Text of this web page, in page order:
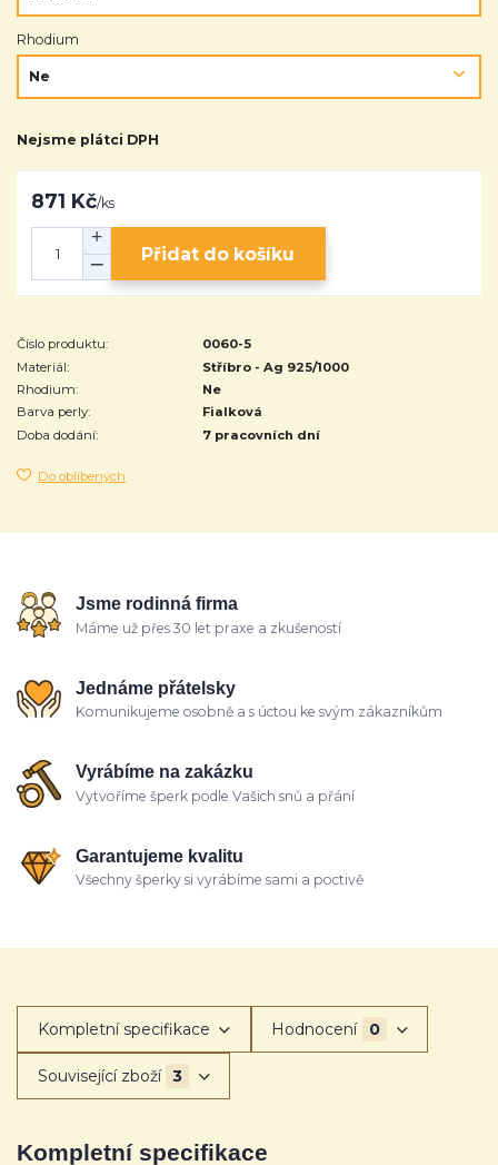
Rhodium
Nejsme plátci DPH
871 Kč/ks
Přidat do košíku
Číslo produktu:
0060-5
Materiál:
Stříbro - Ag 925/1000
Rhodium:
Ne
Barva perly:
Fialková
Doba dodání:
7 pracovních dní
Do oblíbených
Jsme rodinná firma
Máme už přes 30 let praxe a zkušeností
Jednáme přátelsky
Komunikujeme osobně a s úctou ke svým zákazníkům
Vyrábíme na zakázku
Vytvoříme šperk podle Vašich snů a přání
Garantujeme kvalitu
Všechny šperky si vyrábíme sami a poctivě
Kompletní specifikace Hodnocení 0
Související zboží 3
Kompletní specifikace